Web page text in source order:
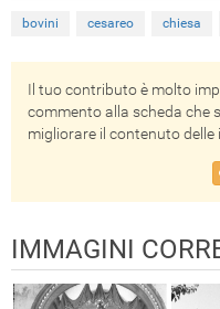
bovini cesareo chiesa
Il tuo contributo è molto
commento alla scheda che
migliorare il contenuto delle
IMMAGINI